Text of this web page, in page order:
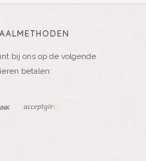
bij ons op de volgende
betalen: